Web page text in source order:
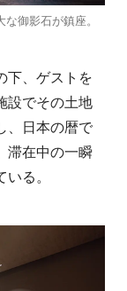
御影石が鎮座。
下、ゲストを
設でその土地
、日本の暦で
滞在中の一瞬
る。